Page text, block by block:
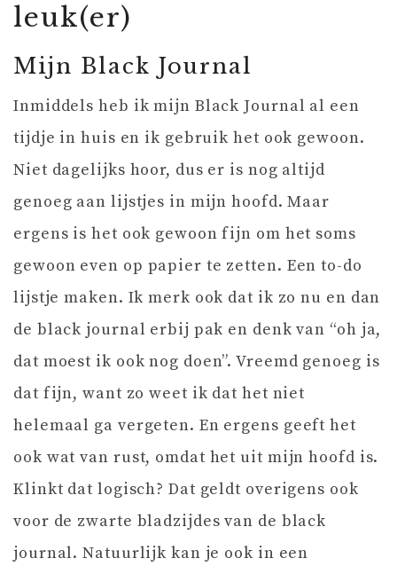
leuk(er)
Mijn Black Journal
Inmiddels heb ik mijn Black Journal al een
tijdje in huis en ik gebruik het ook gewoon.
Niet dagelijks hoor, dus er is nog altijd
genoeg aan lijstjes in mijn hoofd. Maar
ergens is het ook gewoon fijn om het soms
gewoon even op papier te zetten. Een to-do
lijstje maken. Ik merk ook dat ik zo nu en dan
de black journal erbij pak en denk van “oh ja,
dat moest ik ook nog doen”. Vreemd genoeg is
dat fijn, want zo weet ik dat het niet
helemaal ga vergeten. En ergens geeft het
ook wat van rust, omdat het uit mijn hoofd is.
Klinkt dat logisch? Dat geldt overigens ook
voor de zwarte bladzijdes van de black
journal. Natuurlijk kan je ook in een